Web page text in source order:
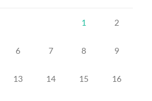
1 2
6 7 8 9
13 14 15 16